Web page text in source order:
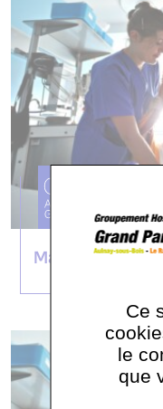
Maternité
Ce
le
que